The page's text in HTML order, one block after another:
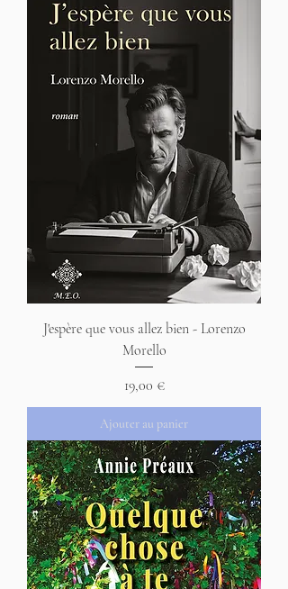
J'espère que vous allez bien - Lorenzo
Morello
Prix
19,00 €
Ajouter au panier